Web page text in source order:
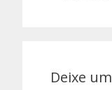
Deixe